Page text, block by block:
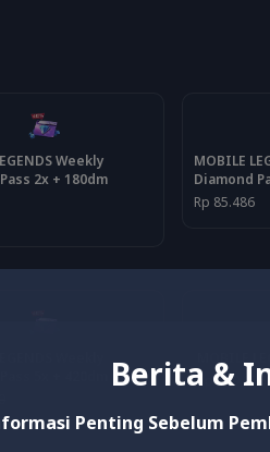
Weekly
2x + 180dm
MOBILE
Diamond
Rp 85.486
MOBILE
Rp 149.276
Berita &
Penting Sebelum